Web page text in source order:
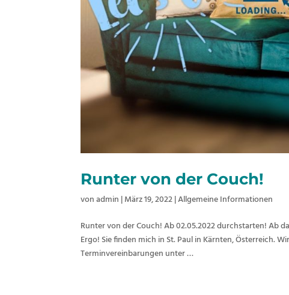
Runter von der Couch!
vonadmin |März 19, 2022|Allgemeine Informationen
Runter von der Couch! Ab 02.05.2022 durchstarten! Ab
Ergo! Sie finden mich in St. Paul in Kärnten, Österreich.
Terminvereinbarungen unter …